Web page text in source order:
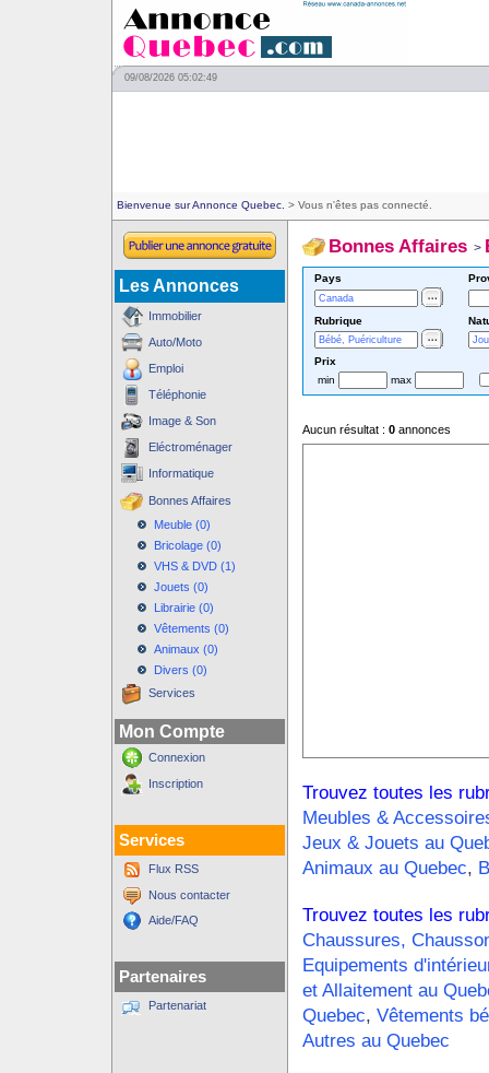
09/08/2026 05:02:49
Bienvenue sur Annonce Quebec. > Vous n'êtes pas connecté.
Les Annonces
Immobilier
Auto/Moto
Emploi
Téléphonie
Image & Son
Eléctroménager
Informatique
Bonnes Affaires
Meuble (0)
Bricolage (0)
VHS & DVD (1)
Jouets (0)
Librairie (0)
Vêtements (0)
Animaux (0)
Divers (0)
Services
Mon Compte
Connexion
Inscription
Services
Flux RSS
Nous contacter
Aide/FAQ
Partenaires
Partenariat
Bonnes Affaires>
Pays
Rubrique
Prix
min
max
Aucun résultat : 0annonces
Trouvez toutes les
Meubles &
Jeux & Jouets au
Animaux au Quebec,
Trouvez toutes les
Chaussures,
Equipements
et Allaitement au
Quebec, Vêtements
Autres au Quebec